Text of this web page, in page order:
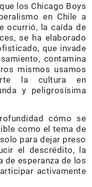
los Chicago Boys
en Chile a
ocurrió, la caída de
se ha elaborado
que invade
contamina
mismos usamos
la cultura en
y peligrosísima
cómo se
como el tema de
para dejar preso
el descrédito, la
esperanza de los
activamente